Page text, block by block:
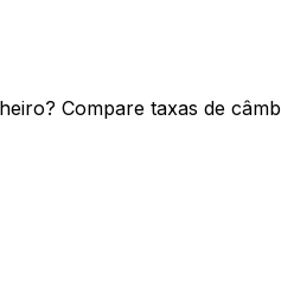
Compare taxas de